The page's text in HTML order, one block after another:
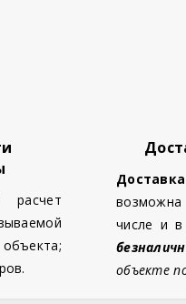
расчет
Доставка
числе и в
объекте